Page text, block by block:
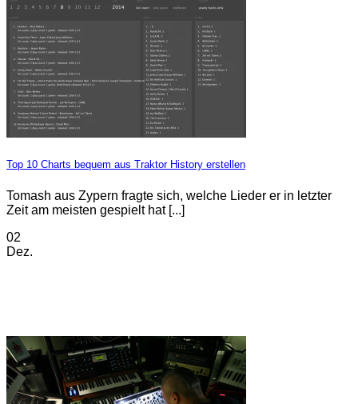
Top 10 Charts bequem aus Traktor History erstellen
Tomash aus Zypern fragte sich, welche Lieder er in letzter
Zeit am meisten gespielt hat [...]
02
Dez.